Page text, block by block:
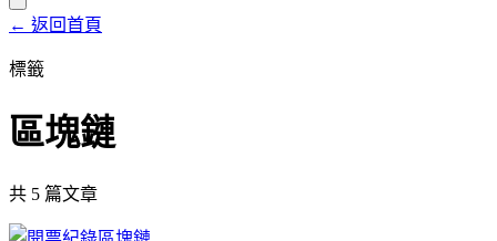
← 返回首頁
標籤
區塊鏈
共 5 篇文章